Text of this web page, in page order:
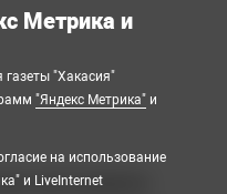
автономное
Метрика и
газеты "Хакасия"
"Яндекс Метрика" и
на использование
и LiveInternet